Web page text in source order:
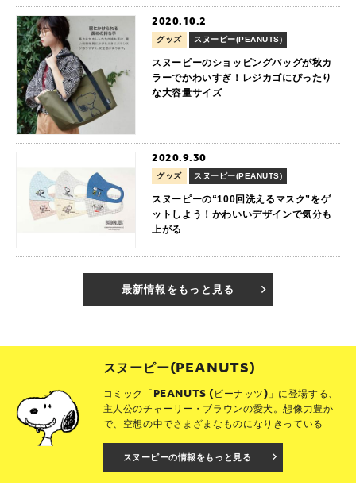
2020.10.2
グッズ スヌーピー(PEANUTS)
スヌーピーのショッピングバッグが秋カ
ラーでかわいすぎ！レジカゴにぴったり
な大容量サイズ
2020.9.30
グッズ スヌーピー(PEANUTS)
スヌーピーの“100回洗えるマスク”をゲ
ットしよう！かわいいデザインで気分も
上がる
最新情報をもっと見る
スヌーピー(PEANUTS)
コミック「PEANUTS (ピーナッツ)」に登場する、
主人公のチャーリー・ブラウンの愛犬。想像力豊か
で、空想の中でさまざまなものになりきっている
スヌーピーの情報をもっと見る